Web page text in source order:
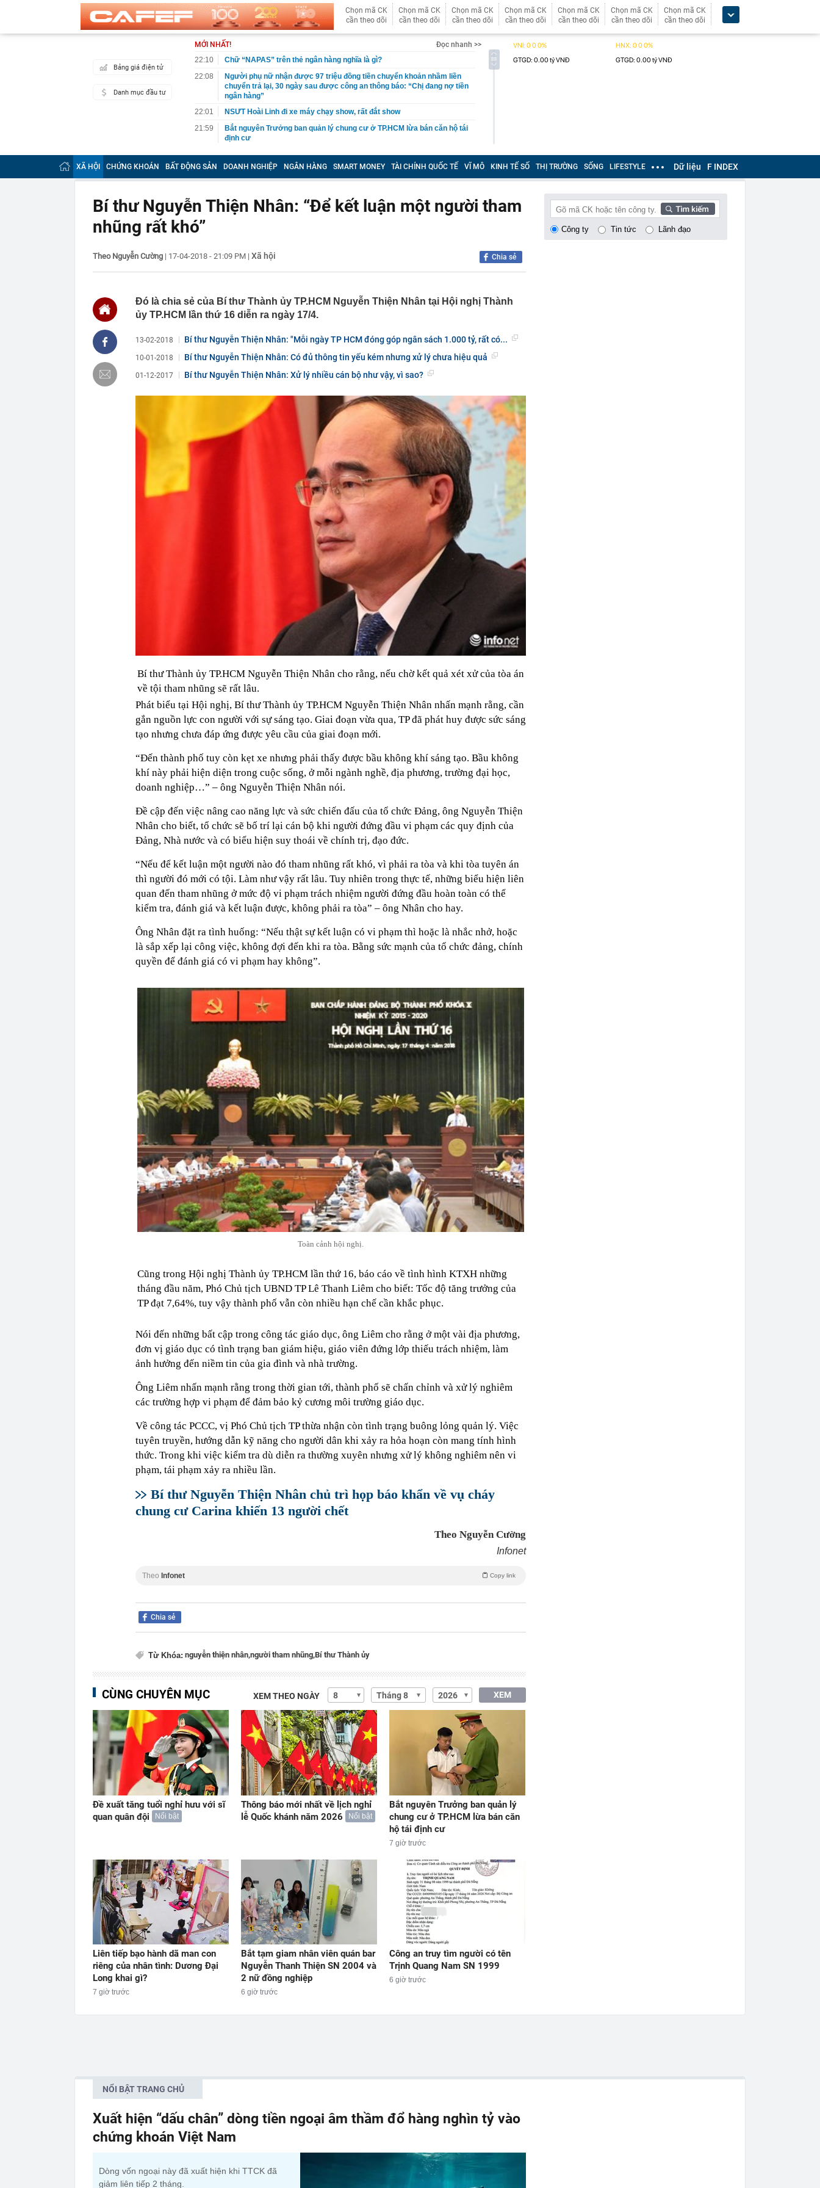
Chọn mã CK
cần theo dõi
Chọn mã CK
cần theo dõi
Chọn mã CK
cần theo dõi
Chọn mã CK
cần theo dõi
Chọn mã CK
cần theo dõi
Chọn mã CK
cần theo dõi
Chọn mã CK
cần theo dõi
Bảng giá điện tử
Danh mục đầu tư
MỚI NHẤT!
Đọc nhanh >>
22:10
Chữ “NAPAS” trên thẻ ngân hàng nghĩa là gì?
22:08
Người phụ nữ nhận được 97 triệu đồng tiền chuyển khoản nhầm liền
chuyển trả lại, 30 ngày sau được công an thông báo: “Chị đang nợ tiền
ngân hàng”
22:01
NSƯT Hoài Linh đi xe máy chạy show, rất đắt show
21:59
Bắt nguyên Trưởng ban quản lý chung cư ở TP.HCM lừa bán căn hộ tái
định cư
21:59
Kênh TikTok chỉ cách tự lấy bánh ở siêu thị, order mì cay… hút cả triệu
view: Vì sao những chuyện tưởng ai cũng biết lại có sức hút?
21:52
Không phải Nga hay Mỹ, "quán quân" sử dụng điện từ năng lượng hạt
21:51
Liên tiếp bạo hành dã man con riêng của nhân tình: Dương Đại Long
khai gì?
21:45
21:40
Vì sao ít nhà làm cửa chính và cửa sau thông thẳng với nhau?
21:39
Mua viên nén đông y trôi nổi về dán nhãn 'lương y' để tiêu thụ
21:30
Chiếc túi 60.000 VNĐ bán được 1,78 triệu chiếc ở Hàn Quốc: Món quà
lưu niệm rẻ nhất Myeongdong đang nói ra điều mà ngành miễn thuế
21:29
Chiếm đoạt 14 tỷ đồng bằng chiêu huy động tiền cho vay đáo hạn
21:29
4 vật vào nhà báo hiệu phong thủy xấu
21:24
Làm việc với thuế và hải quan, Phó Thủ tướng yêu cầu: Không đẩy
Bắt tạm giam nhân viên quán bar Nguyễn Thanh Thiện SN 2004 và 2
nữ đồng nghiệp
Rốt ráo 'thúc' phá sản Dự án Khu công nghiệp Mỹ Trung
21:17
Quang Hải thiết lập siêu kỷ lục, xứng danh huyền thoại bóng đá Việt
Lời khuyên cho 3 con giáp dễ vượng lộc bất động sản trong tháng cô
Cặp đôi đình đám showbiz ly thân gấp sau 15 ngày cưới
XÃ HỘI CHỨNG KHOÁN BẤT ĐỘNG SẢN DOANH NGHIỆP NGÂN HÀNG SMART MONEY TÀI CHÍNH QUỐC TẾ VĨ MÔ KINH TẾ SỐ THỊ TRƯỜNG SỐNG LIFESTYLE Dữ liệu F INDEX
Bí thư Nguyễn Thiện Nhân: “Để kết luận một người tham
nhũng rất khó”
Theo Nguyễn Cường | 17-04-2018 - 21:09 PM | Xã hội Chia sẻ
Đó là chia sẻ của Bí thư Thành ủy TP.HCM Nguyễn Thiện Nhân tại Hội nghị Thành
ủy TP.HCM lần thứ 16 diễn ra ngày 17/4.
13-02-2018 Bí thư Nguyễn Thiện Nhân: "Mỗi ngày TP HCM đóng góp ngân sách 1.000 tỷ, rất có...
10-01-2018 Bí thư Nguyễn Thiện Nhân: Có đủ thông tin yếu kém nhưng xử lý chưa hiệu quả
01-12-2017 Bí thư Nguyễn Thiện Nhân: Xử lý nhiều cán bộ như vậy, vì sao?
Bí thư Thành ủy TP.HCM Nguyễn Thiện Nhân cho rằng, nếu chờ kết quả xét xử của tòa án
về tội tham nhũng sẽ rất lâu.
Phát biểu tại Hội nghị, Bí thư Thành ủy TP.HCM Nguyễn Thiện Nhân nhấn mạnh rằng, cần
gắn nguồn lực con người với sự sáng tạo. Giai đoạn vừa qua, TP đã phát huy được sức sáng
tạo nhưng chưa đáp ứng được yêu cầu của giai đoạn mới.
“Đến thành phố tuy còn kẹt xe nhưng phải thấy được bầu không khí sáng tạo. Bầu không
khí này phải hiện diện trong cuộc sống, ở mỗi ngành nghề, địa phương, trường đại học,
doanh nghiệp…” – ông Nguyễn Thiện Nhân nói.
Đề cập đến việc nâng cao năng lực và sức chiến đấu của tổ chức Đảng, ông Nguyễn Thiện
Nhân cho biết, tổ chức sẽ bố trí lại cán bộ khi người đứng đầu vi phạm các quy định của
Đảng, Nhà nước và có biểu hiện suy thoái về chính trị, đạo đức.
“Nếu để kết luận một người nào đó tham nhũng rất khó, vì phải ra tòa và khi tòa tuyên án
thì người đó mới có tội. Làm như vậy rất lâu. Tuy nhiên trong thực tế, những biểu hiện liên
quan đến tham nhũng ở mức độ vi phạm trách nhiệm người đứng đầu hoàn toàn có thể
kiểm tra, đánh giá và kết luận được, không phải ra tòa” – ông Nhân cho hay.
Ông Nhân đặt ra tình huống: “Nếu thật sự kết luận có vi phạm thì hoặc là nhắc nhở, hoặc
là sắp xếp lại công việc, không đợi đến khi ra tòa. Bằng sức mạnh của tổ chức đảng, chính
quyền để đánh giá có vi phạm hay không”.
Toàn cảnh hội nghị.
Cũng trong Hội nghị Thành ủy TP.HCM lần thứ 16, báo cáo về tình hình KTXH những
tháng đầu năm, Phó Chủ tịch UBND TP Lê Thanh Liêm cho biết: Tốc độ tăng trưởng của
TP đạt 7,64%, tuy vậy thành phố vẫn còn nhiều hạn chế cần khắc phục.
Nói đến những bất cập trong công tác giáo dục, ông Liêm cho rằng ở một vài địa phương,
đơn vị giáo dục có tình trạng ban giám hiệu, giáo viên đứng lớp thiếu trách nhiệm, làm
ảnh hưởng đến niềm tin của gia đình và nhà trường.
Ông Liêm nhấn mạnh rằng trong thời gian tới, thành phố sẽ chấn chỉnh và xử lý nghiêm
các trường hợp vi phạm để đảm bảo kỷ cương môi trường giáo dục.
Về công tác PCCC, vị Phó Chủ tịch TP thừa nhận còn tình trạng buông lỏng quản lý. Việc
tuyên truyền, hướng dẫn kỹ năng cho người dân khi xảy ra hỏa hoạn còn mang tính hình
thức. Trong khi việc kiểm tra dù diễn ra thường xuyên nhưng xử lý không nghiêm nên vi
phạm, tái phạm xảy ra nhiều lần.
Bí thư Nguyễn Thiện Nhân chủ trì họp báo khẩn về vụ cháy
chung cư Carina khiến 13 người chết
Theo Nguyễn Cường
Infonet
Theo Infonet Copy link
Chia sẻ
Từ Khóa: nguyễn thiện nhân,người tham nhũng,Bí thư Thành ủy
CÙNG CHUYÊN MỤC XEM THEO NGÀY XEM
Đề xuất tăng tuổi nghỉ hưu với sĩ
quan quân đội
Nổi bật
Thông báo mới nhất về lịch nghỉ
lễ Quốc khánh năm 2026
Nổi bật
Bắt nguyên Trưởng ban quản lý
chung cư ở TP.HCM lừa bán căn
hộ tái định cư
7 giờ trước
Liên tiếp bạo hành dã man con
riêng của nhân tình: Dương Đại
Long khai gì?
7 giờ trước
Bắt tạm giam nhân viên quán bar
Nguyễn Thanh Thiện SN 2004 và
2 nữ đồng nghiệp
6 giờ trước
Công an truy tìm người có tên
Trịnh Quang Nam SN 1999
6 giờ trước
Công ty Tin tức Lãnh đạo
NỔI BẬT TRANG CHỦ
Xuất hiện “dấu chân” dòng tiền ngoại âm thầm đổ hàng nghìn tỷ vào
chứng khoán Việt Nam
Dòng vốn ngoại này đã xuất hiện khi TTCK đã
giảm liên tiếp 2 tháng.